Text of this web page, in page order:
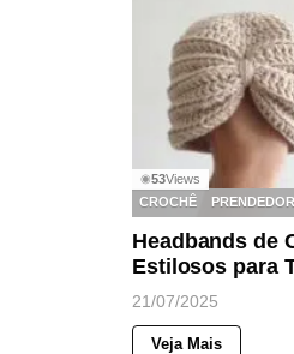
◉53Views
CROCHÊ
Headbands de
Estilosos para
21/07/2025
Veja Mais